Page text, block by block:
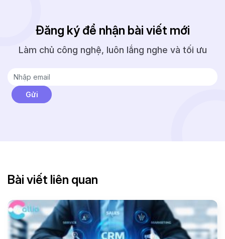
Đăng ký để nhận bài viết mới
Làm chủ công nghệ, luôn lắng nghe và tối ưu
Bài viết liên quan